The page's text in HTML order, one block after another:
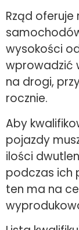
Rząd
wysokości
wprowadzić
na drogi,
rocznie.
Aby
pojazdy
ilości
podczas ich
ten ma na